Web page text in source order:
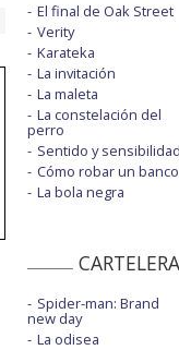
El final de Oak Street
Verity
Karateka
La invitación
La maleta
La constelación del
perro
Sentido y sensibilidad
Cómo robar un banco
La bola negra
Spider-man: Brand
new day
La odisea